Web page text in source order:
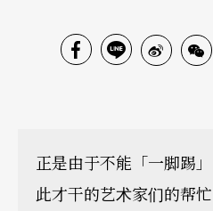
正是由于不能「一脚踢
此才干的艺术家们的帮